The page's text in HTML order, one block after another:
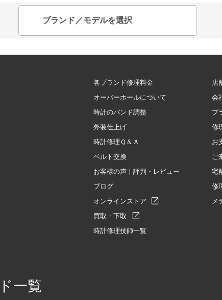
各ブランド修理料金
オーバーホールについて
時計のバンド調整
外装仕上げ
時計修理Ｑ＆Ａ
ベルト交換
お客様の声 | 評判・レビュー
ブログ
オンラインストア
買取・下取
時計修理技師一覧
店
会
プ
修
お
ご
宅
修
メ
一覧